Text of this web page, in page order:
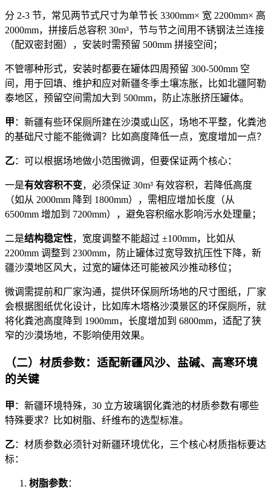
分 2-3 节，常见两节式尺寸为单节长 3300mm× 宽 2200mm× 高
2000mm，拼接后总容积 30m³，节与节之间用不锈钢法兰连接
（配双密封圈），安装时需预留 500mm 拼接空间；
不管哪种形式，安装时都要在罐体四周预留 300-500mm 空
间，用于回填、维护和应对新疆冬季土壤冻胀，比如北疆阿勒
泰地区，预留空间需加大到 500mm，防止冻胀挤压罐体。
甲 ：新疆有些环保厕所建在沙漠或山区，场地不平整，化粪池
的基础尺寸能不能微调？比如高度降低一点，宽度增加一点？
乙：可以根据场地做小范围微调，但要保证两个核心：
一是有效容积不变，必须保证 30m³ 有效容积，若降低高度
（如从 2000mm 降到 1800mm），需相应增加长度（从
6500mm 增加到 7200mm），避免容积缩水影响污水处理量；
二是结构稳定性，宽度调整不能超过 ±100mm，比如从
2200mm 调整到 2300mm，防止罐体过宽导致抗压性下降，新
疆沙漠地区风大，过宽的罐体还可能被风沙推动移位；
微调需提前和厂家沟通，提供环保厕所场地的尺寸图纸，厂家
会根据图纸优化设计，比如库木塔格沙漠景区的环保厕所，就
将化粪池高度降到 1900mm，长度增加到 6800mm，适配了狭
窄的沙漠场地，不影响使用效果。
（二）材质参数：适配新疆风沙、盐碱、高寒环境
的关键
甲 ：新疆环境特殊，30 立方玻璃钢化粪池的材质参数有哪些
特殊要求？比如树脂、纤维布的选型标准。
乙：材质参数必须针对新疆环境优化，三个核心材质指标要达
标：
树脂参数：